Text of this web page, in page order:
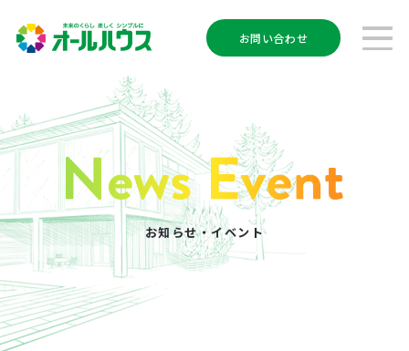
お問い合わせ
お知らせ・イベント